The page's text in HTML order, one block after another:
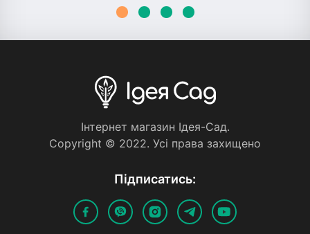
Iнтернет магазин Iдея-Сад.
Copyright © 2022. Усi права захищено
Пiдписатись: